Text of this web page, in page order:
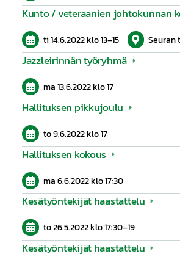
Kunto / veteraanien johtokunnan
ti 14.6.2022klo 13–15 Seuran
Jazzleirinnän työryhmä
ma 13.6.2022klo 17
Hallituksen pikkujoulu
to 9.6.2022klo 17
Hallituksen kokous
ma 6.6.2022klo 17:30
Kesätyöntekijät haastattelu
to 26.5.2022klo 17:30–19
Kesätyöntekijät haastattelu